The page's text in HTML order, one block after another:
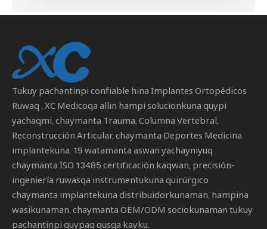
Tukuy pachantinpi confiable hina Implantes Ortopédicos
Ruwaq , XC Medicoqa allin hampi solucionkuna quypi
yachaqmi, chaymanta Trauma, Columna Vertebral,
Reconstrucción Articular, chaymanta Deportes Medicina
implantekuna. 19 watamanta aswan yachayniyuq
chaymanta ISO 13485 certificación kaqwan, precisión-
ingeniería ruwasqa instrumentukuna quirúrgico
chaymanta implantekuna distribuidorkunaman, hampina
wasikunaman, chaymanta OEM/ODM sociokunaman tukuy
pachantinpi quypaq qusqa kayku.